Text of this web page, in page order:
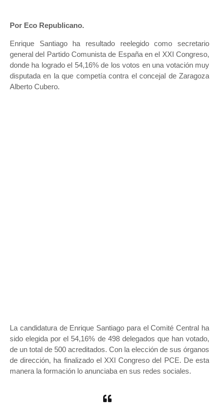
Por Eco Republicano.
Enrique Santiago ha resultado reelegido como secretario
general del Partido Comunista de España en el XXI Congreso,
donde ha logrado el 54,16% de los votos en una votación muy
disputada en la que competía contra el concejal de Zaragoza
Alberto Cubero.
La candidatura de Enrique Santiago para el Comité Central ha
sido elegida por el 54,16% de 498 delegados que han votado,
de un total de 500 acreditados. Con la elección de sus órganos
de dirección, ha finalizado el XXI Congreso del PCE. De esta
manera la formación lo anunciaba en sus redes sociales.